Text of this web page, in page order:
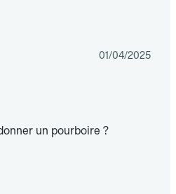
01/04/2025
un pourboire ?